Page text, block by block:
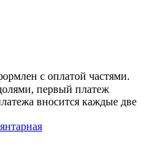
с оплатой частями.
первый платеж
вносится каждые две